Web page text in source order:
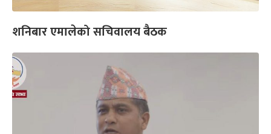
शनिबार एमालेको सचिवालय बैठक